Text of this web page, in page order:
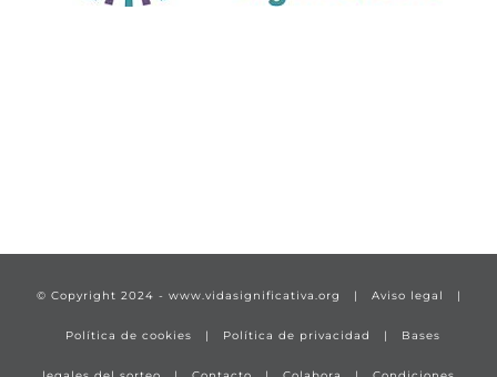
© Copyright 2024 - www.vidasignificativa.org | Aviso legal |
Política de cookies | Política de privacidad | Bases